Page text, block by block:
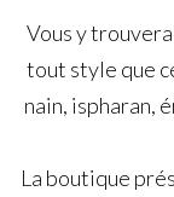
Vous y
tout style que
nain, ispharan,
La boutique